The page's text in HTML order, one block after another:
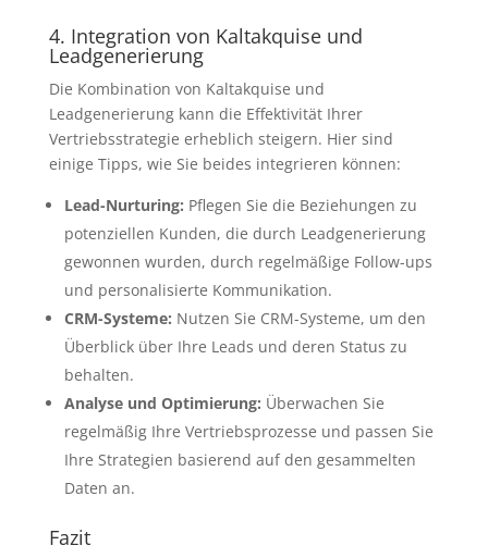
4. Integration von Kaltakquise und
Leadgenerierung
Die Kombination von Kaltakquise und
Leadgenerierung kann die Effektivität Ihrer
Vertriebsstrategie erheblich steigern. Hier sind
einige Tipps, wie Sie beides integrieren können:
Lead-Nurturing: Pflegen Sie die Beziehungen zu
potenziellen Kunden, die durch Leadgenerierung
gewonnen wurden, durch regelmäßige Follow-ups
und personalisierte Kommunikation.
CRM-Systeme: Nutzen Sie CRM-Systeme, um den
Überblick über Ihre Leads und deren Status zu
behalten.
Analyse und Optimierung: Überwachen Sie
regelmäßig Ihre Vertriebsprozesse und passen Sie
Ihre Strategien basierend auf den gesammelten
Daten an.
Fazit